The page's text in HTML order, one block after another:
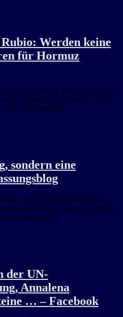
Werden keine
für Hormuz
hat am Dienstag eine Reise in vier
auf „geltendes Völkerrecht“, was
– Völkerrecht
sondern eine
und vertritt gegenwärtig den
an der Universität Jena. Explore
– Völkerrecht
der UN-
Annalena
… – Facebook